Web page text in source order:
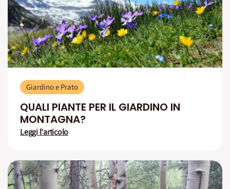
Giardino e Prato
QUALI PIANTE PER IL GIARDINO IN
MONTAGNA?
Leggi l'articolo